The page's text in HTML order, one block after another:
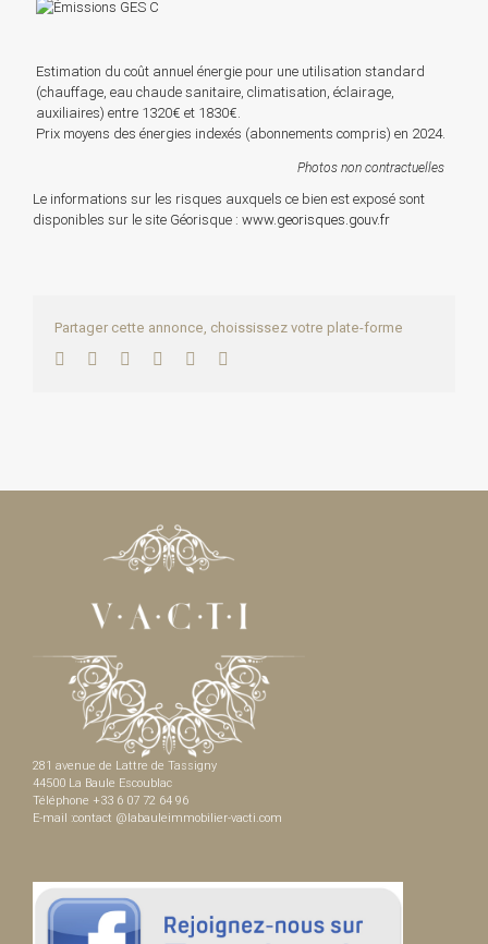
Estimation du coût annuel énergie pour une utilisation standard
(chauffage, eau chaude sanitaire, climatisation, éclairage,
auxiliaires) entre 1320€ et 1830€.
Prix moyens des énergies indexés (abonnements compris) en 2024.
Photos non contractuelles
Le informations sur les risques auxquels ce bien est exposé sont
disponibles sur le site Géorisque : www.georisques.gouv.fr
Partager cette annonce, choississez votre plate-forme
Facebook
TwitterLinkedInWhatsApp
Pinterest
281 avenue de Lattre de Tassigny
44500 La Baule Escoublac
Téléphone +33 6 07 72 64 96
E-mail :contact @labauleimmobilier-vacti.com